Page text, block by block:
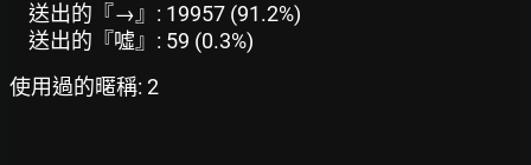
送出的『→』: 19957 (91.2%)
送出的『噓』: 59 (0.3%)
使用過的暱稱: 2